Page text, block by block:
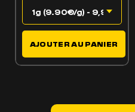
AJOUTER AU PANIER